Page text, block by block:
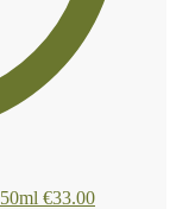
€33.00